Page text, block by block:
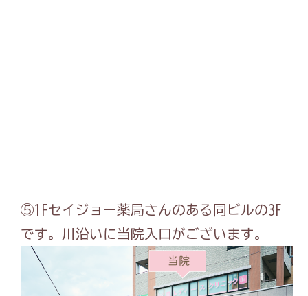
⑤1Fセイジョー薬局さんのある同ビルの3F
です。川沿いに当院入口がございます。